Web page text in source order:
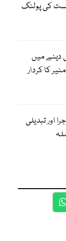
حلقوں میں 9 اگست کی پولنگ
میں
کا کردار
اور تبدیلی